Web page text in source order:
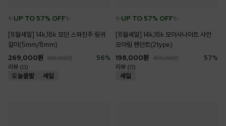
✨UP TO 57% OFF✨
[8월세일] 14k,18k 모던 스와진주 링귀
걸이(5mm/8mm)
56%
269,000원 609,000원
리뷰 (0)
✨UP TO 57% OFF✨
[8월세일] 14k,18k 모이사나이트 샤인
모아링 펜던트(2type)
57%
198,000원 459,000원
리뷰 (0)